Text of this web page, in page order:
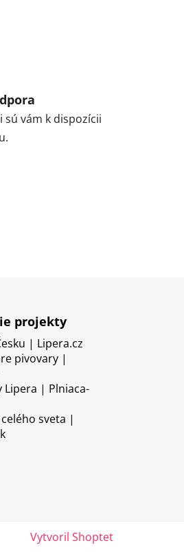
sú vám k dispozícii
projekty
| Lipera.cz
pivovary |
Lipera | Plniaca-
sveta |
Vytvoril Shoptet